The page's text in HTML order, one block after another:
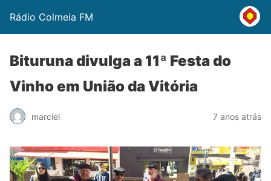
Rádio Colmeia FM
Bituruna divulga a 11ª Festa do
Vinho em União da Vitória
marciel 7 anos atrás